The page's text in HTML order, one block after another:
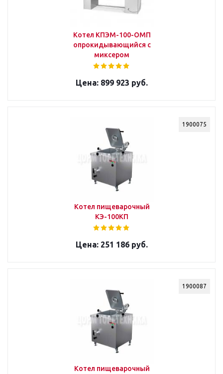
Котел КПЭМ-100-ОМП
опрокидывающийся с
миксером
899 923 руб.
1900075
Котел пищеварочный
КЭ-100КП
251 186 руб.
1900087
Котел пищеварочный